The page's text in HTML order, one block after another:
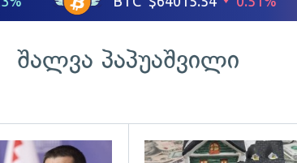
შალვა პაპუაშვილი
გადახედვა